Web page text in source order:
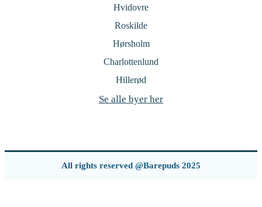
Hvidovre
Roskilde
Hørsholm
Charlottenlund
Hillerød
Se alle byer her
All rights reserved @Barepuds 2025